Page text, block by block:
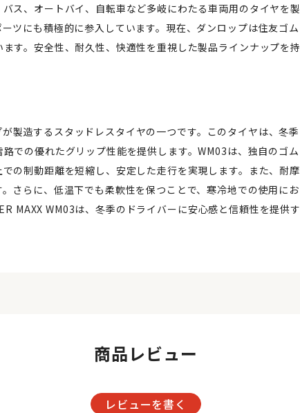
ス、オートバイ、自転車など多岐にわたる車両用のタイヤを製
ツにも積極的に参入しています。現在、ダンロップは住友ゴム
す。安全性、耐久性、快適性を重視した製品ラインナップを持
製造するスタッドレスタイヤの一つです。このタイヤは、冬季
での優れたグリップ性能を提供します。WM03は、独自のゴム
の制動距離を短縮し、安定した走行を実現します。また、耐摩
さらに、低温下でも柔軟性を保つことで、寒冷地での使用にお
MAXX WM03は、冬季のドライバーに安心感と信頼性を提供す
商品レビュー
レビューを書く